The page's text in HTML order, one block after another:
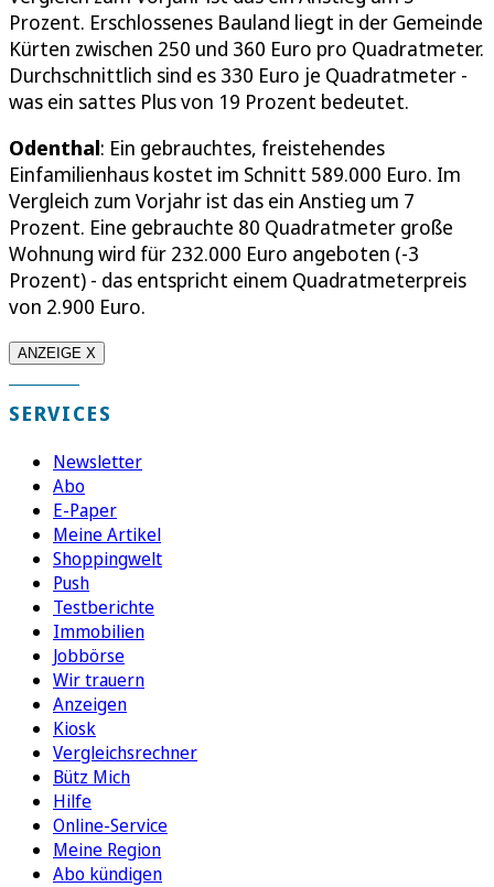
Prozent. Erschlossenes Bauland liegt in der Gemeinde
Kürten zwischen 250 und 360 Euro pro Quadratmeter.
Durchschnittlich sind es 330 Euro je Quadratmeter -
was ein sattes Plus von 19 Prozent bedeutet.
Odenthal: Ein gebrauchtes, freistehendes
Einfamilienhaus kostet im Schnitt 589.000 Euro. Im
Vergleich zum Vorjahr ist das ein Anstieg um 7
Prozent. Eine gebrauchte 80 Quadratmeter große
Wohnung wird für 232.000 Euro angeboten (-3
Prozent) - das entspricht einem Quadratmeterpreis
von 2.900 Euro.
ANZEIGE X
SERVICES
Newsletter
Abo
E-Paper
Meine Artikel
Shoppingwelt
Push
Testberichte
Immobilien
Jobbörse
Wir trauern
Anzeigen
Kiosk
Vergleichsrechner
Bütz Mich
Hilfe
Online-Service
Meine Region
Abo kündigen